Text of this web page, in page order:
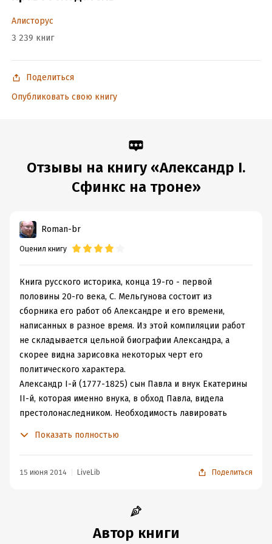
Подробная информация
Год издания:2025
Дата поступления:25 марта 2025
Алисторус
3 239 книг
Поделиться
Опубликовать свою книгу
Отзывы на книгу «Александр I.
Сфинкс на троне»
Roman-br
Оценил книгу
Книга русского историка, конца 19-го - первой
половины 20-го века, С. Мельгунова состоит из
сборника его работ об Александре и его времени,
написанных в разное время. Из этой компиляции работ
не складывается цельной биографии Александра, а
скорее видна зарисовка некоторых черт его
политического характера.
Александр I-й (1777-1825) сын Павла и внук Екатерины
II-й, которая именно внука, в обход Павла, видела
престолонаследником. Необходимость лавировать
намерения. Каждый слышал от Александра то, что
пользовался успехом у женщин и любил проводить
время в их кругу. Наставником Александра был Лагарп,
Показать полностью
15 июня 2014 LiveLib Поделиться
Автор книги